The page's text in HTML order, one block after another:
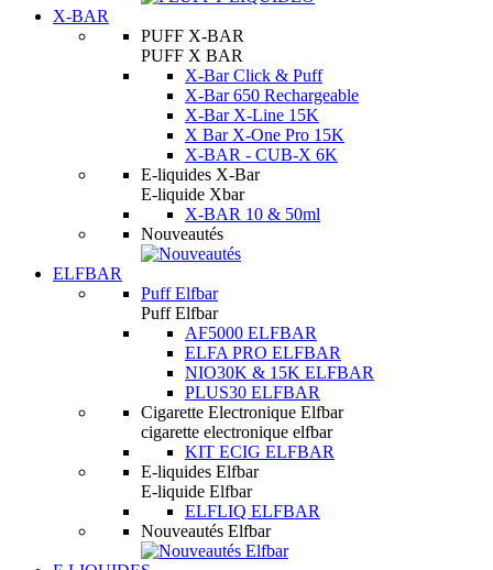
X-BAR
PUFF X-BAR
PUFF X BAR
X-Bar Click & Puff
X-Bar 650 Rechargeable
X-Bar X-Line 15K
X Bar X-One Pro 15K
X-BAR - CUB-X 6K
E-liquides X-Bar
E-liquide Xbar
X-BAR 10 & 50ml
Nouveautés
ELFBAR
Puff Elfbar
Puff Elfbar
AF5000 ELFBAR
ELFA PRO ELFBAR
NIO30K & 15K ELFBAR
PLUS30 ELFBAR
Cigarette Electronique Elfbar
cigarette electronique elfbar
KIT ECIG ELFBAR
E-liquides Elfbar
E-liquide Elfbar
ELFLIQ ELFBAR
Nouveautés Elfbar